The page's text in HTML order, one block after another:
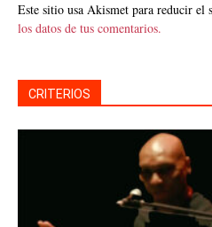
Este sitio usa Akismet para reducir el
los datos de tus comentarios.
CRITERIOS